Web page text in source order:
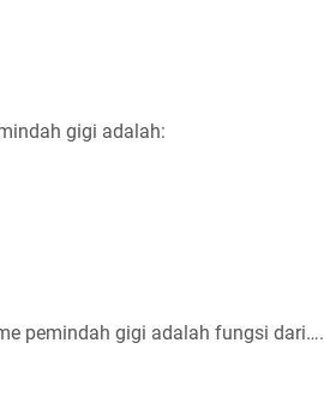
gigi adalah:
pemindah gigi adalah fungsi dari….